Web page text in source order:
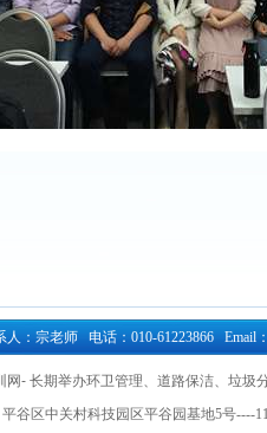
人：宗老师 电话：010-61223866 Email
网- 长期举办环卫管理、道路保洁、垃
平谷区中关村科技园区平谷园基地5号----